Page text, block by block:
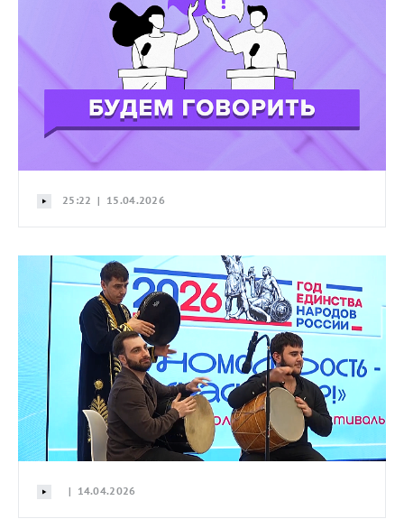
25:22 | 15.04.2026
| 14.04.2026